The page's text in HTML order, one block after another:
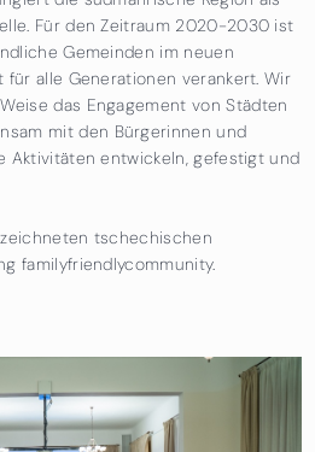
Für den Zeitraum 2020-2030 ist
Gemeinden im neuen
alle Generationen verankert. Wir
das Engagement von Städten
mit den Bürgerinnen und
Aktivitäten entwickeln, gefestigt und
tschechischen
familyfriendlycommunity.